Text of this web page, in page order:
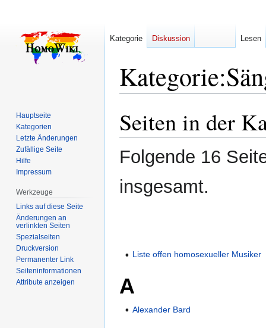
Kategorie:
Navigation
springen
Suche
springen
Seiten in der
Folgende 16
insgesamt.
Liste offen homosexueller Musiker
A
Alexander Bard
Kategorie Diskussion Lesen
Hauptseite
Kategorien
Letzte Änderungen
Zufällige Seite
Hilfe
Impressum
Werkzeuge
Links auf diese Seite
Änderungen an
verlinkten Seiten
Spezialseiten
Druckversion
Permanenter Link
Seiten­­informationen
Attribute anzeigen